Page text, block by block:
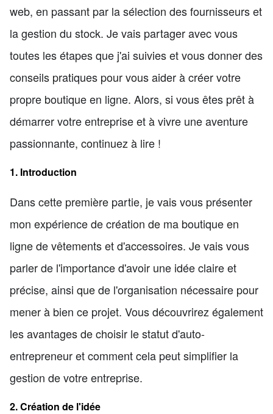
web, en passant par la sélection des fournisseurs et
la gestion du stock. Je vais partager avec vous
toutes les étapes que j'ai suivies et vous donner des
conseils pratiques pour vous aider à créer votre
propre boutique en ligne. Alors, si vous êtes prêt à
démarrer votre entreprise et à vivre une aventure
passionnante, continuez à lire !
1. Introduction
Dans cette première partie, je vais vous présenter
mon expérience de création de ma boutique en
ligne de vêtements et d'accessoires. Je vais vous
parler de l'importance d'avoir une idée claire et
précise, ainsi que de l'organisation nécessaire pour
mener à bien ce projet. Vous découvrirez également
les avantages de choisir le statut d'auto-
entrepreneur et comment cela peut simplifier la
gestion de votre entreprise.
2. Création de l'idée